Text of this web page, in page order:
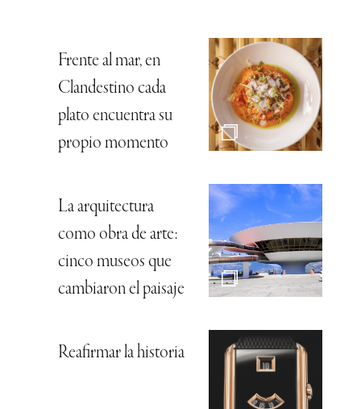
Frente al mar, en
Clandestino cada
plato encuentra su
propio momento
La arquitectura
como obra de arte:
cinco museos que
cambiaron el paisaje
Reafirmar la historia